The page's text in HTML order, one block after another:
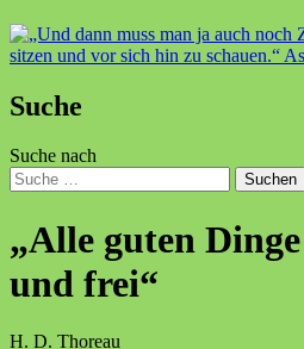
Suche
Suche nach
Suchen
„Alle guten
und frei“
H. D. Thoreau